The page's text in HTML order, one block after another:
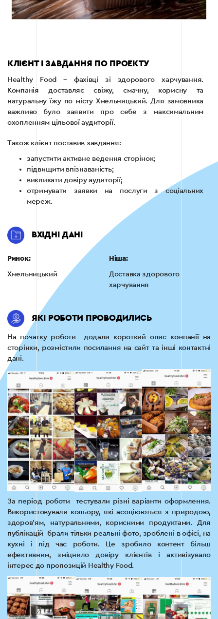
КЛІЄНТ І ЗАВДАННЯ ПО ПРОЕКТУ
Healthy Food – фахівці зі здорового харчування.
Компанія доставляє свіжу, смачну, корисну та
натуральну їжу по місту Хмельницький. Для замовника
важливо було заявити про себе з максимальним
охопленням цільової аудиторії.
Також клієнт поставив завдання:
запустити активне ведення сторінок;
підвищити впізнаваність;
викликати довіру аудиторії;
отримувати заявки на послуги з соціальних
мереж.
ВХІДНІ ДАНІ
Ринок:
Хмельницький
Ніша:
Доставка здорового
харчування
ЯКІ РОБОТИ ПРОВОДИЛИСЬ
На початку роботи додали короткий опис компанії на
сторінки, розмістили посилання на сайт та інші контактні
дані.
За період роботи тестували різні варіанти оформлення.
Використовували кольору, які асоціюються з природою,
здоров’ям, натуральними, корисними продуктами. Для
публікацій брали тільки реальні фото, зроблені в офісі, на
кухні і під час роботи. Це зробило контент більш
ефективним, зміцнило довіру клієнтів і активізувало
інтерес до пропозицій Healthy Food.